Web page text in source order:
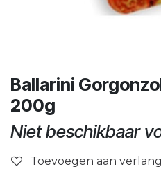
Ballarini
200g
Niet beschikbaar
Toevoegen aan